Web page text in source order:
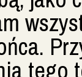
tego